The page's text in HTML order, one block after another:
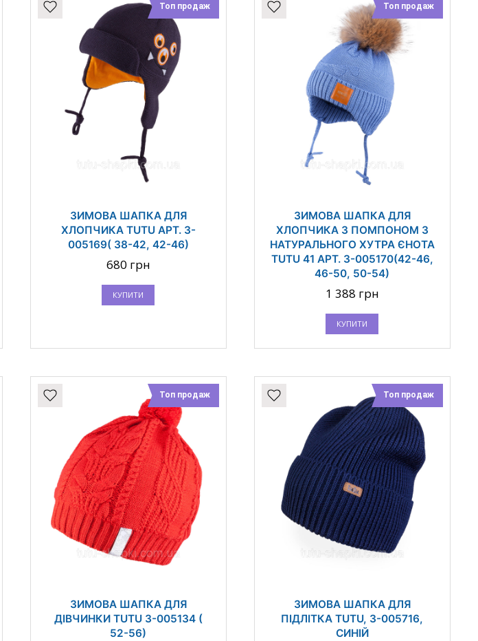
Топ продаж
ЗИМОВА ШАПКА ДЛЯ
ХЛОПЧИКА TUTU АРТ. 3-
005169( 38-42, 42-46)
680 грн
КУПИТИ
Топ продаж
ЗИМОВА ШАПКА ДЛЯ
ХЛОПЧИКА З ПОМПОНОМ З
НАТУРАЛЬНОГО ХУТРА ЄНОТА
TUTU 41 АРТ. 3-005170(42-46,
46-50, 50-54)
1 388 грн
КУПИТИ
Топ продаж
ЗИМОВА ШАПКА ДЛЯ
ДІВЧИНКИ TUTU 3-005134 (
52-56)
Топ продаж
ЗИМОВА ШАПКА ДЛЯ
ПІДЛІТКА TUTU, 3-005716,
СИНІЙ